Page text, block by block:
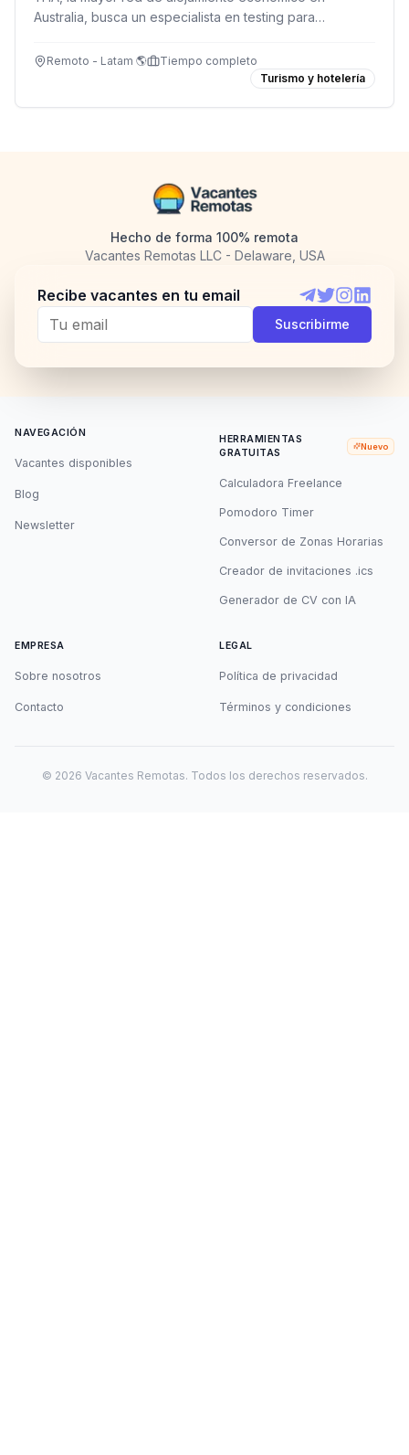
Australia, busca un especialista en testing para
Latinoamérica.
Remoto - Latam 🌎
Tiempo completo
Turismo y hotelería
Hecho de forma 100% remota
Vacantes Remotas LLC - Delaware, USA
Recibe vacantes en tu email
Telegram
TwitterInstagram
Suscribirme
NAVEGACIÓN
Vacantes disponibles
Blog
Newsletter
HERRAMIENTAS
GRATUITAS
Nuevo
Calculadora Freelance
Pomodoro Timer
Conversor de Zonas Horarias
Creador de invitaciones .ics
Generador de CV con IA
EMPRESA
Sobre nosotros
Contacto
LEGAL
Política de privacidad
Términos y condiciones
© 2026 Vacantes Remotas. Todos los derechos reservados.